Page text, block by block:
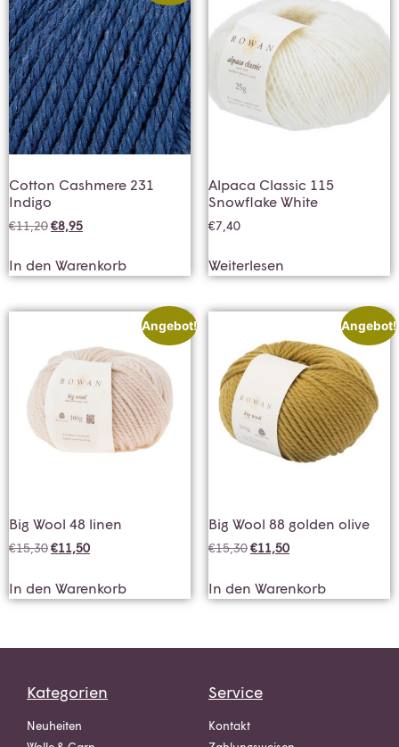
Cotton Cashmere 231
Indigo
€11,20€8,95
In den Warenkorb
Alpaca Classic 115
Snowflake White
€7,40
Weiterlesen
Angebot!
Big Wool 48 linen
€15,30€11,50
In den Warenkorb
Angebot!
Big Wool 88 golden olive
€15,30€11,50
In den Warenkorb
Kategorien
Neuheiten
Service
Kontakt